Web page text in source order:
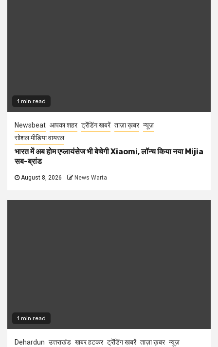
1 min read
Newsbeat आपका शहर ट्रेंडिंग खबरें ताज़ा ख़बर न्यूज़
सोशल मीडिया वायरल
भारत में अब होम एप्लायंसेज भी बेचेगी Xiaomi, लॉन्च किया नया Mijia
सब-ब्रांड
August 8, 2026 News Warta
1 min read
Dehardun उत्तराखंड खबर हटकर ट्रेंडिंग खबरें ताज़ा ख़बर न्यूज़